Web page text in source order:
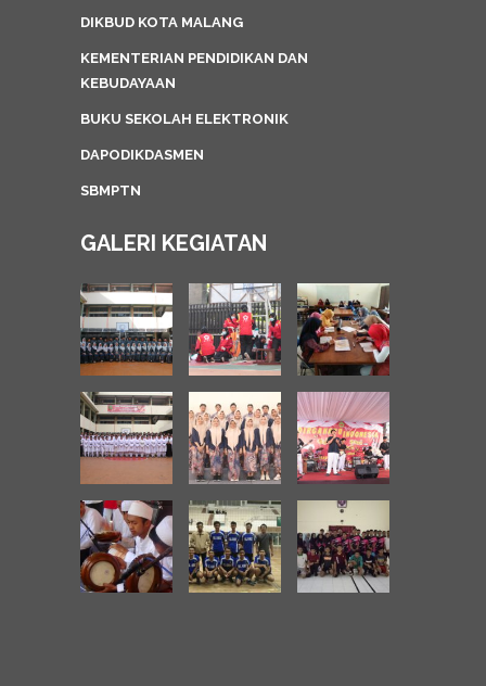
DIKBUD KOTA MALANG
KEMENTERIAN PENDIDIKAN DAN
KEBUDAYAAN
BUKU SEKOLAH ELEKTRONIK
DAPODIKDASMEN
SBMPTN
GALERI KEGIATAN